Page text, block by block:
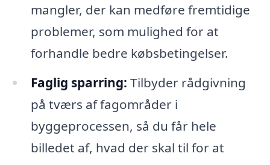
mangler, der kan medføre fremtidige
problemer, som mulighed for at
forhandle bedre købsbetingelser.
Faglig sparring: Tilbyder rådgivning
på tværs af fagområder i
byggeprocessen, så du får hele
billedet af, hvad der skal til for at